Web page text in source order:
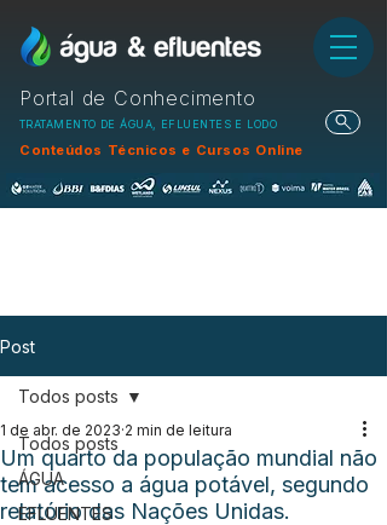
Portal de Conhecimento
TRATAMENTO DE ÁGUA, EFLUENTES E LODO
Conteúdos Técnicos e Cursos Online
Post
Todos posts
ÁGUA
EFLUENTES
Todos posts
Um quarto da população mundial não
tem acesso a água potável, segundo
relatório das Nações Unidas.
1 de abr. de 2023 2 min de leitura